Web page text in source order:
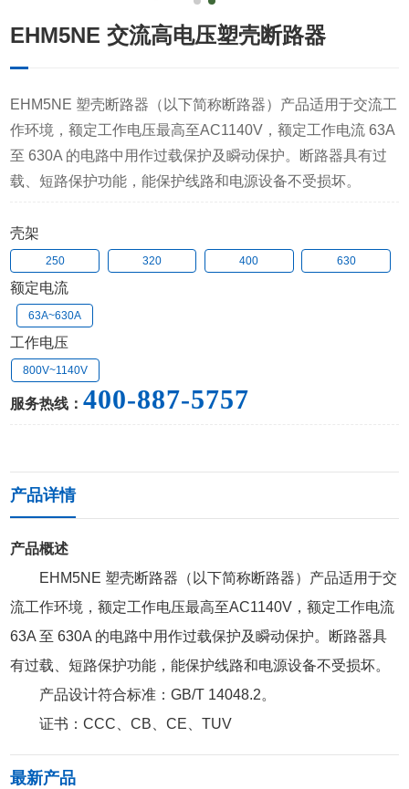
EHM5NE 交流高电压塑壳断路器
EHM5NE 塑壳断路器（以下简称断路器）产品适用于交流工
作环境，额定工作电压最高至AC1140V，额定工作电流 63A
至 630A 的电路中用作过载保护及瞬动保护。断路器具有过
载、短路保护功能，能保护线路和电源设备不受损坏。
壳架
250 320 400 630
额定电流
63A~630A
工作电压
800V~1140V
服务热线：400-887-5757
产品详情
产品概述
EHM5NE 塑壳断路器（以下简称断路器）产品适用于交
流工作环境，额定工作电压最高至AC1140V，额定工作电流
63A 至 630A 的电路中用作过载保护及瞬动保护。断路器具
有过载、短路保护功能，能保护线路和电源设备不受损坏。
产品设计符合标准：GB/T 14048.2。
证书：CCC、CB、CE、TUV
最新产品